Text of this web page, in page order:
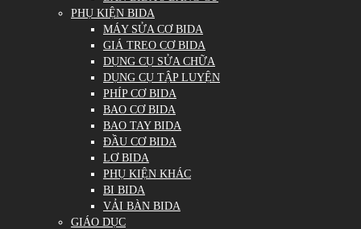
PHỤ KIỆN BIDA
MÁY SỬA CƠ BIDA
GIÁ TREO CƠ BIDA
DỤNG CỤ SỬA CHỮA
DỤNG CỤ TẬP LUYỆN
PHÍP CƠ BIDA
BAO CƠ BIDA
BAO TAY BIDA
ĐẦU CƠ BIDA
LƠ BIDA
PHỤ KIỆN KHÁC
BI BIDA
VẢI BÀN BIDA
GIÁO DỤC